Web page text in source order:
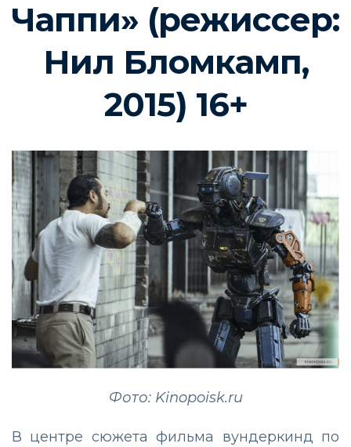
Чаппи» (режиссер:
Нил Бломкамп,
2015) 16+
Фото: Kinopoisk.ru
В центре сюжета фильма вундеркинд по